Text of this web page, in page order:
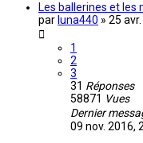
Les ballerines et les
par luna440 » 25
1
2
3
31 Réponses
58871 Vues
Dernier
09 nov. 2016,